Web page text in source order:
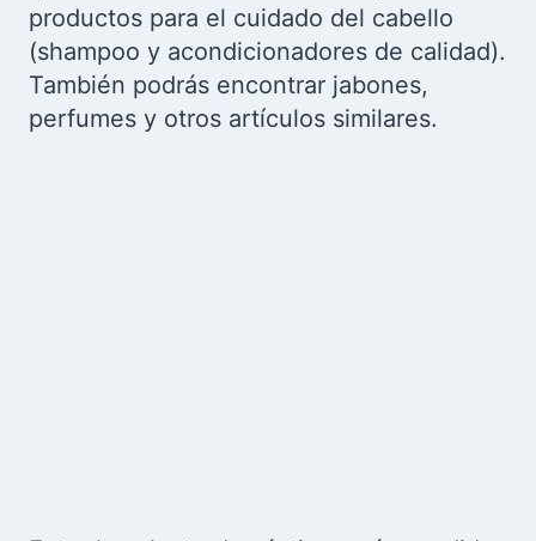
productos para el cuidado del cabello
(shampoo y acondicionadores de calidad).
También podrás encontrar jabones,
perfumes y otros artículos similares.